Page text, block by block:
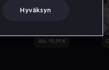
Alk. 19,99 €
4
Hyväksyn